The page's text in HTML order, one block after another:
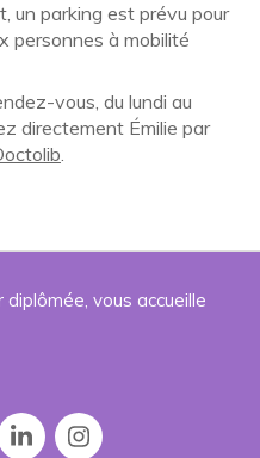
un parking est prévu pour
personnes à mobilité
vous, du lundi au
directement Émilie par
.
diplômée, vous accueille